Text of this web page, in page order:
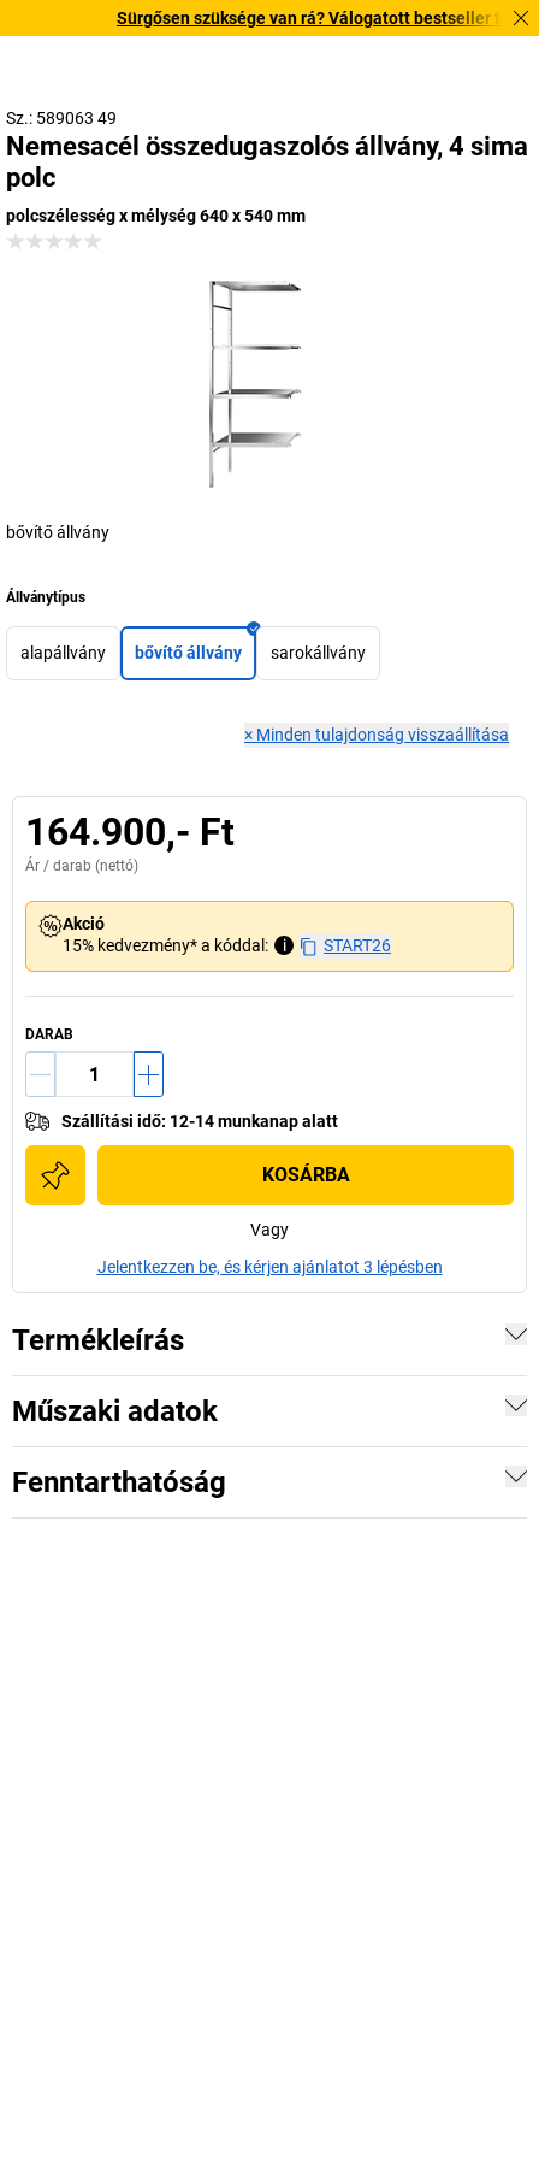
Sürgősen szüksége van rá? Válogatott bestseller
Sz.: 589063 49
Nemesacél összedugaszolós állvány, 4 sima
polc
polcszélesség x mélység 640 x 540 mm
bővítő állvány
Állványtípus
alapállvány bővítő állvány sarokállvány
× Minden tulajdonság visszaállítása
164.900,- Ft
Ár / darab (nettó)
Akció
15% kedvezmény* a kóddal:
i START26
DARAB
Szállítási idő: 12-14 munkanap alatt
KOSÁRBA
Vagy
Jelentkezzen be, és kérjen ajánlatot 3 lépésben
Termékleírás
Műszaki adatok
Fenntarthatóság